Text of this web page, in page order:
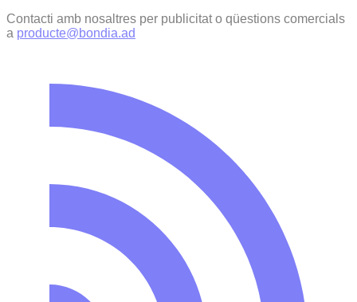
Contacti amb nosaltres per publicitat o qüestions comercials
a producte@bondia.ad